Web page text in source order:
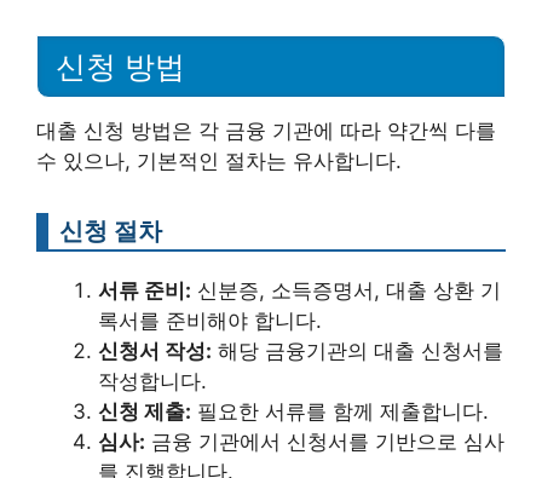
신청 방법
대출 신청 방법은 각 금융 기관에 따라 약간씩 다를
수 있으나, 기본적인 절차는 유사합니다.
신청 절차
서류 준비: 신분증, 소득증명서, 대출 상환 기
록서를 준비해야 합니다.
신청서 작성: 해당 금융기관의 대출 신청서를
작성합니다.
신청 제출: 필요한 서류를 함께 제출합니다.
심사: 금융 기관에서 신청서를 기반으로 심사
를 진행합니다.